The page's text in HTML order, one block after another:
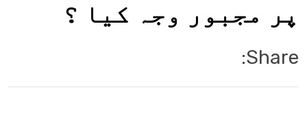
پر مجبور وجہ کیا ؟
Share: